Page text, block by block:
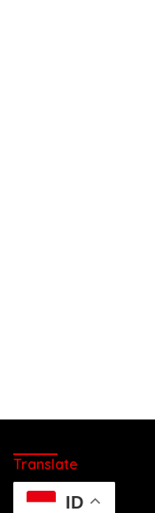
Translate
ID